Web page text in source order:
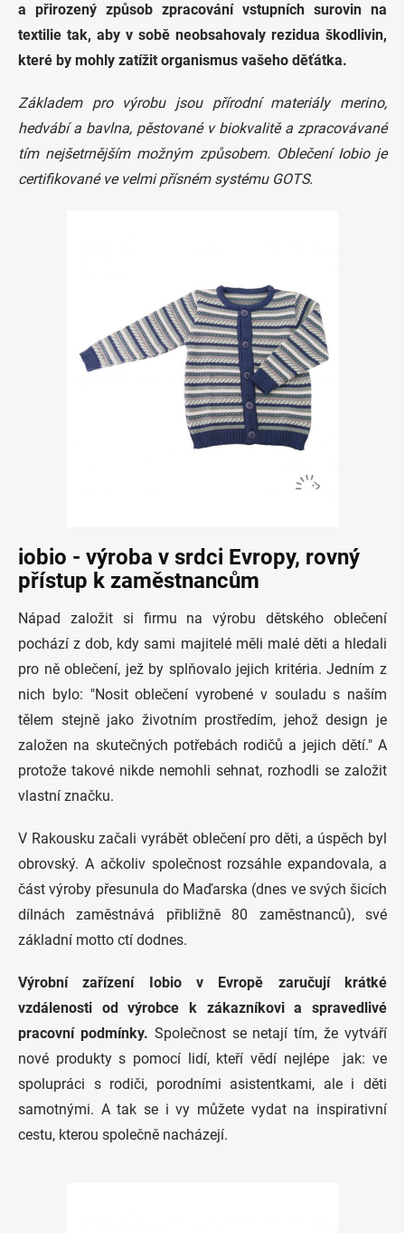
a přirozený způsob zpracování vstupních surovin na
textilie tak, aby v sobě neobsahovaly rezidua škodlivin,
které by mohly zatížit organismus vašeho děťátka.
Základem pro výrobu jsou přírodní materiály merino,
hedvábí a bavlna, pěstované v biokvalitě a zpracovávané
tím nejšetrnějším možným způsobem. Oblečení Iobio je
certifikované ve velmi přísném systému GOTS.
iobio - výroba v srdci Evropy, rovný
přístup k zaměstnancům
Nápad založit si firmu na výrobu dětského oblečení
pochází z dob, kdy sami majitelé měli malé děti a hledali
pro ně oblečení, jež by splňovalo jejich kritéria. Jedním z
nich bylo: "Nosit oblečení vyrobené v souladu s naším
tělem stejně jako životním prostředím, jehož design je
založen na skutečných potřebách rodičů a jejich dětí." A
protože takové nikde nemohli sehnat, rozhodli se založit
vlastní značku.
V Rakousku začali vyrábět oblečení pro děti, a úspěch byl
obrovský. A ačkoliv společnost rozsáhle expandovala, a
část výroby přesunula do Maďarska (dnes ve svých šicích
dílnách zaměstnává přibližně 80 zaměstnanců), své
základní motto ctí dodnes.
Výrobní zařízení Iobio v Evropě zaručují krátké
vzdálenosti od výrobce k zákazníkovi a spravedlivé
pracovní podmínky. Společnost se netají tím, že vytváří
nové produkty s pomocí lidí, kteří vědí nejlépe jak: ve
spolupráci s rodiči, porodními asistentkami, ale i děti
samotnými. A tak se i vy můžete vydat na inspirativní
cestu, kterou společně nacházejí.